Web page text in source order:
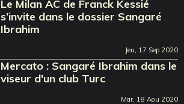
Le Milan AC de Franck Kessié
s’invite dans le dossier Sangaré
Ibrahim
Jeu, 17 Sep 2020
Mercato : Sangaré Ibrahim dans le
viseur d'un club Turc
Mar, 18 Aou 2020